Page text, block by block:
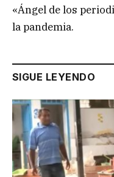
«Ángel de los
la pandemia.
SIGUE LEYENDO